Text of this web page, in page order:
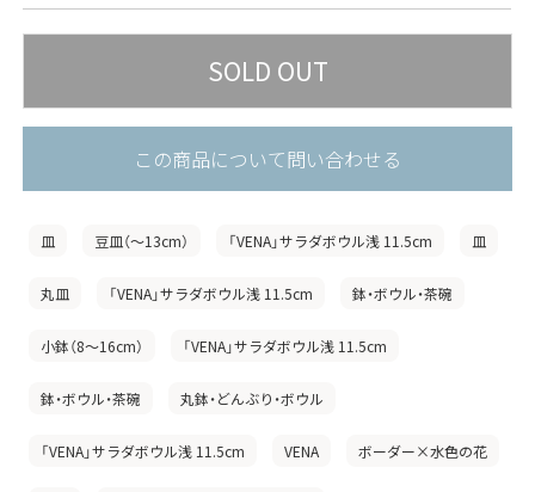
この商品について問い合わせる
皿 豆皿（〜13cm） 「VENA」サラダボウル浅 11.5cm 皿
丸皿 「VENA」サラダボウル浅 11.5cm 鉢・ボウル・茶碗
小鉢（8〜16cm） 「VENA」サラダボウル浅 11.5cm
鉢・ボウル・茶碗 丸鉢・どんぶり・ボウル
「VENA」サラダボウル浅 11.5cm VENA ボーダー×水色の花